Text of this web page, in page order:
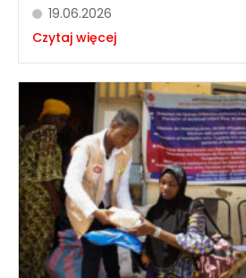
19.06.2026
Czytaj więcej